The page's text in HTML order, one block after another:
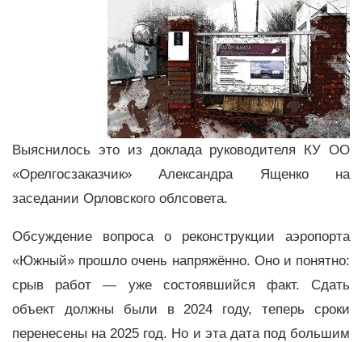
Выяснилось это из доклада руководителя КУ ОО
«Орелгосзаказчик» Александра Ященко на
заседании Орловского облсовета.
Обсуждение вопроса о реконструкции аэропорта
«Южный» прошло очень напряжённо. Оно и понятно:
срыв работ— уже состоявшийся факт. Сдать
объект должны были в 2024 году, теперь сроки
перенесены на 2025 год. Но и эта дата под большим